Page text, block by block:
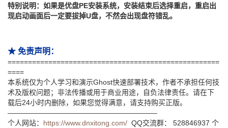
特别说明：如果是优盘PE安装系统，安装结束后选择重启，重启出
现启动画面后一定要拔掉U盘，不然会出现盘符错乱。
★ 免责声明：
====================================================
====
本系统仅为个人学习和演示Ghost快速部署技术，作者不承担任何技
术及版权问题；非法传播或用于商业用途，自负法律责任。请在下
载后24小时内删除，如果您觉得满意，请支持购买正版。
—————————————————————
个人网站： https://www.dnxitong.com/ QQ交流群： 528846937 个